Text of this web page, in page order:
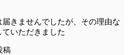
きませんでしたが、その理由な
いただきました
稿